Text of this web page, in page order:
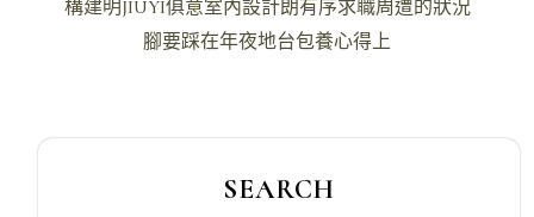
構建明JIUYI俱意室內設計朗有序求職周遭的狀況
腳要踩在年夜地台包養心得上
SEARCH